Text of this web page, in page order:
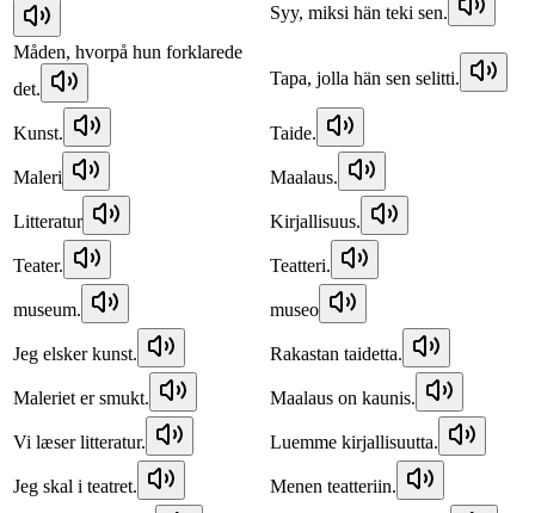
Syy, miksi hän teki sen.
Måden, hvorpå hun forklarede
det.
Tapa, jolla hän sen selitti.
Kunst. Taide.
Maleri Maalaus.
Litteratur Kirjallisuus.
Teater. Teatteri.
museum. museo
Jeg elsker kunst. Rakastan taidetta.
Maleriet er smukt. Maalaus on kaunis.
Vi læser litteratur. Luemme kirjallisuutta.
Jeg skal i teatret. Menen teatteriin.